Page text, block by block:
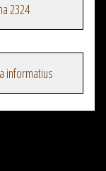
2324
informatius